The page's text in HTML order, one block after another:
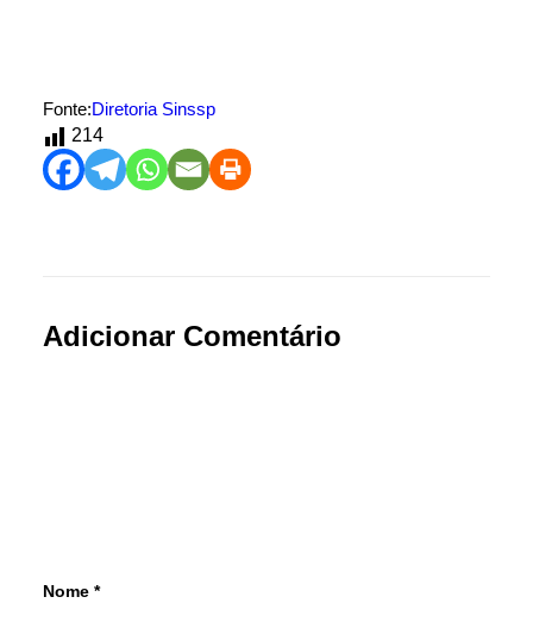
Fonte:Diretoria Sinssp
214
Adicionar Comentário
Nome *